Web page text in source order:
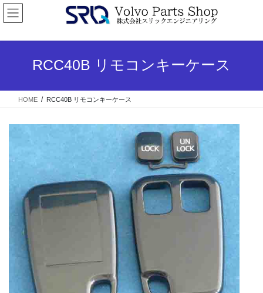
コ
ン
ン
キ
ナ
ビ
ー
に
RCC40B リモコンキーケース
HOME RCC40B リモコンキーケース